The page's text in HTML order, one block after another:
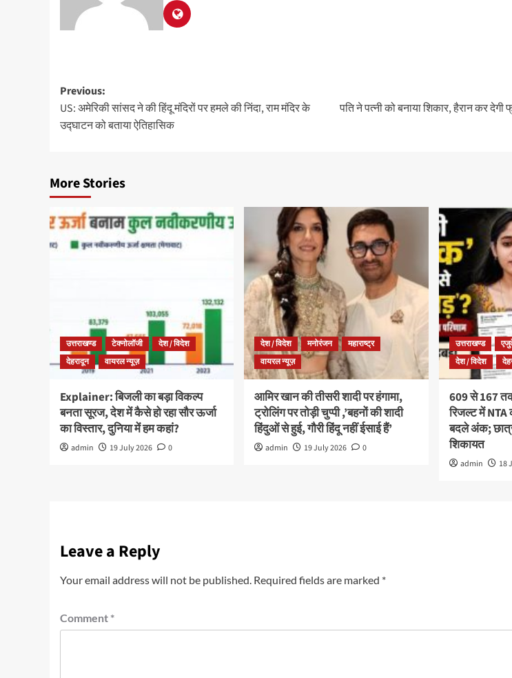
Previous:
US: अमेरिकी सांसद ने की हिंदू मंदिरों पर हमले की निंदा, राम मंदिर के
उद्घाटन को बताया ऐतिहासिक
पति ने पत्नी को बनाया शिकार, हैरान कर
More Stories
उत्तराखण्ड टेक्नोलॉजी
देश / विदेश
देहरादून
वायरल न्यूज़
Explainer: बिजली का बड़ा विकल्प
बनता सूरज, देश में कैसे हो रहा सौर ऊर्जा
का विस्तार, दुनिया में हम कहां?
admin 19 July 2026 0
देश / विदेश मनोरंजन
महाराष्ट्र
वायरल न्यूज़
आमिर खान की तीसरी शादी पर हंगामा,
ट्रोलिंग पर तोड़ी चुप्पी ,’बहनों की शादी
हिंदुओं से हुई, गौरी हिंदू नहीं ईसाई हैं’
admin 19 July 2026 0
उत्तराखण्ड
देश / विदेश
609 से 167
रिजल्ट में NTA
बदले अंक;
शिकायत
admin 18
Leave a Reply
Your email address will not be published. Required fields are marked *
Comment *